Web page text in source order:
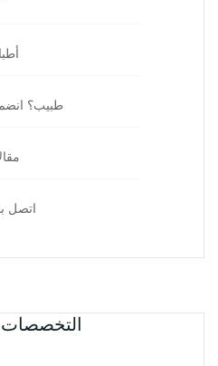
طبيب؟ انضم
اتصل
التخصصات